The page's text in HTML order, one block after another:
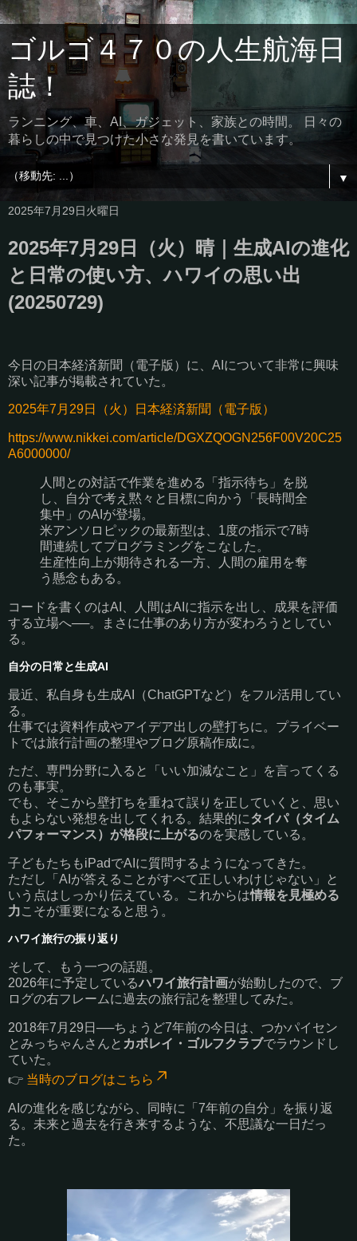
ゴルゴ４７０の人生航海日
誌！
ランニング、車、AI、ガジェット、家族との時間。 日々の
暮らしの中で見つけた小さな発見を書いています。
▼
2025年7月29日火曜日
2025年7月29日（火）晴｜生成AIの進化
と日常の使い方、ハワイの思い出
(20250729)
今日の日本経済新聞（電子版）に、AIについて非常に興味
深い記事が掲載されていた。
2025年7月29日（火）日本経済新聞（電子版）
https://www.nikkei.com/article/DGXZQOGN256F00V20C25
A6000000/
人間との対話で作業を進める「指示待ち」を脱
し、自分で考え黙々と目標に向かう「長時間全
集中」のAIが登場。
米アンソロピックの最新型は、1度の指示で7時
間連続してプログラミングをこなした。
生産性向上が期待される一方、人間の雇用を奪
う懸念もある。
コードを書くのはAI、人間はAIに指示を出し、成果を評価
する立場へ──。まさに仕事のあり方が変わろうとしてい
る。
自分の日常と生成AI
最近、私自身も生成AI（ChatGPTなど）をフル活用してい
る。
仕事では資料作成やアイデア出しの壁打ちに。プライベー
トでは旅行計画の整理やブログ原稿作成に。
ただ、専門分野に入ると「いい加減なこと」を言ってくる
のも事実。
でも、そこから壁打ちを重ねて誤りを正していくと、思い
もよらない発想を出してくれる。結果的にタイパ（タイム
パフォーマンス）が格段に上がるのを実感している。
子どもたちもiPadでAIに質問するようになってきた。
ただし「AIが答えることがすべて正しいわけじゃない」と
いう点はしっかり伝えている。これからは情報を見極める
力こそが重要になると思う。
ハワイ旅行の振り返り
そして、もう一つの話題。
2026年に予定しているハワイ旅行計画が始動したので、ブ
ログの右フレームに過去の旅行記を整理してみた。
2018年7月29日──ちょうど7年前の今日は、つかパイセン
とみっちゃんさんと カポレイ・ゴルフクラブでラウンドし
ていた。
👉 当時のブログはこちら
AIの進化を感じながら、同時に「7年前の自分」を振り返
る。未来と過去を行き来するような、不思議な一日だっ
た。